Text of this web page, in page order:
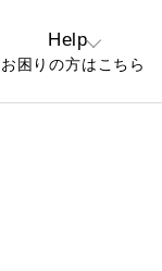
Help
お困りの方はこちら